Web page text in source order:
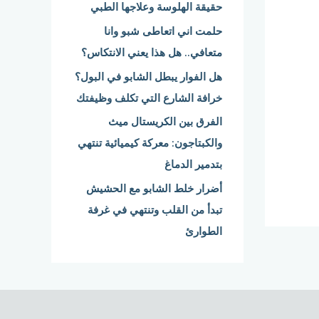
:
حقيقة الهلوسة وعلاجها الطبي
حلمت اني اتعاطى شبو وانا
متعافي.. هل هذا يعني الانتكاس؟
هل الفوار يبطل الشابو في البول؟
خرافة الشارع التي تكلف وظيفتك
الفرق بين الكريستال ميث
والكبتاجون: معركة كيميائية تنتهي
بتدمير الدماغ
أضرار خلط الشابو مع الحشيش
تبدأ من القلب وتنتهي في غرفة
الطوارئ